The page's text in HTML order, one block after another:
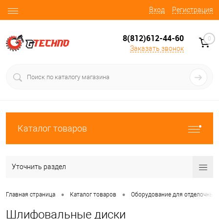
Вход Регистрация
8(812)612-44-60
Заказать звонок
0
Каталог товаров
Уточнить раздел
Главная страница • Каталог товаров • Оборудование для отделочных
Шлифовальные диски